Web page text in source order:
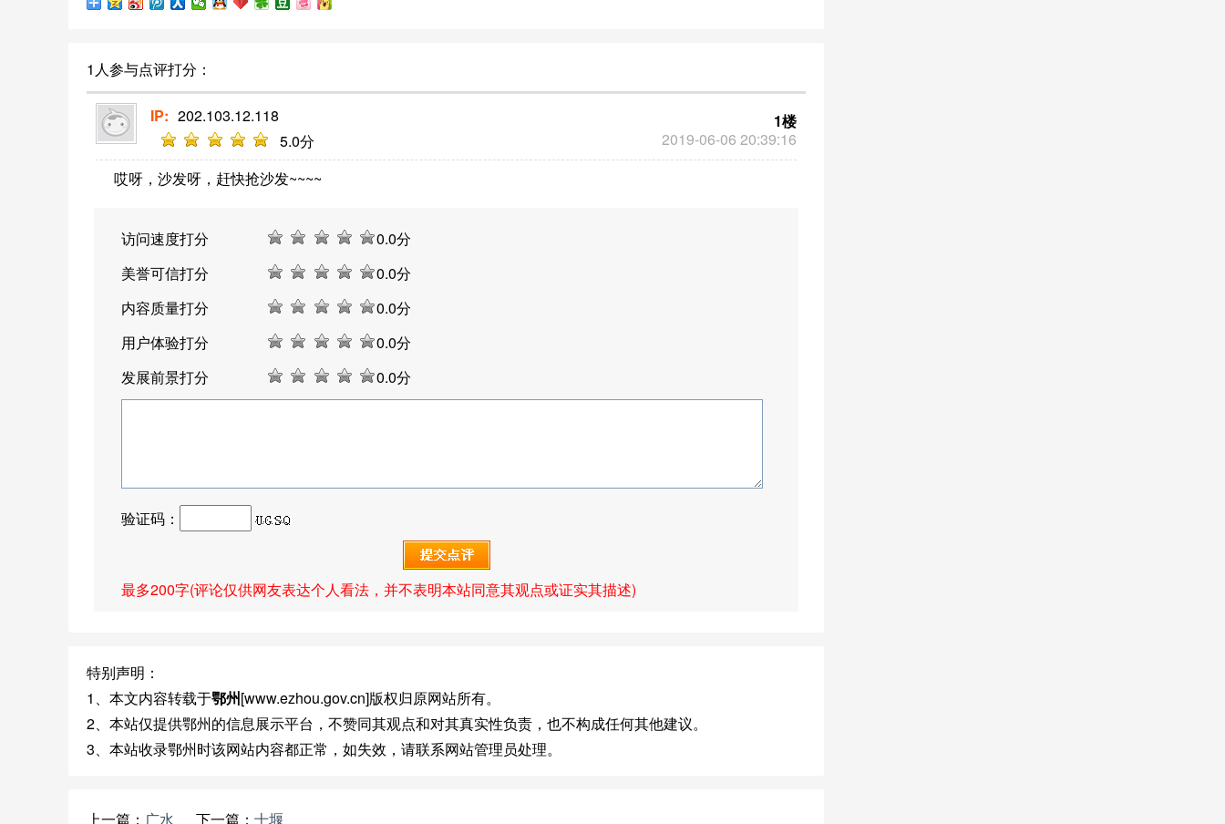
1人参与点评打分：
2019-06-06 20:39:16
1楼
IP: 202.103.12.118
5.0分
哎呀，沙发呀，赶快抢沙发~~~~
访问速度打分 0.0分
美誉可信打分
0.0分
内容质量打分
0.0分
用户体验打分
0.0分
发展前景打分
0.0分
验证码：
最多200字(评论仅供网友表达个人看法，并不表明本站同意其观点或证实其描述)
特别声明：
1、本文内容转载于鄂州[www.ezhou.gov.cn]版权归原网站所有。
2、本站仅提供鄂州的信息展示平台，不赞同其观点和对其真实性负责，也不构成任何其他建议。
3、本站收录鄂州时该网站内容都正常，如失效，请联系网站管理员处理。
上一篇： 广水 下一篇： 十堰